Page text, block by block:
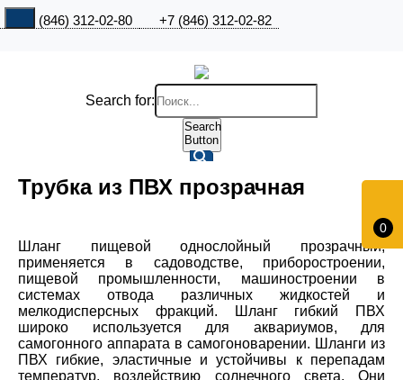
+7 (846) 312-02-80 +7 (846) 312-02-82
0
Search for:
Search
Button
Трубка из ПВХ прозрачная
Шланг пищевой однослойный прозрачный,
применяется в садоводстве, приборостроении,
пищевой промышленности, машиностроении в
системах отвода различных жидкостей и
мелкодисперсных фракций. Шланг гибкий ПВХ
широко используется для аквариумов, для
самогонного аппарата в самогоноварении. Шланги из
ПВХ гибкие, эластичные и устойчивы к перепадам
температур, воздействию солнечного света. Они